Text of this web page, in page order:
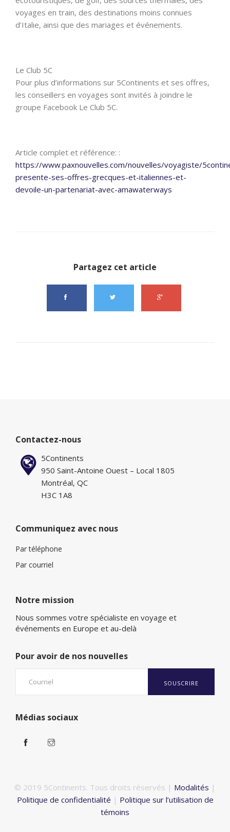
voyages en train, des destinations moins connues
d’Italie, ainsi que des mariages et événements.
Le Club 5C
Pour plus d’informations sur 5Continents et ses offres,
les conseillers en voyages sont invités à joindre le
groupe Facebook Le Club 5C.
Article complet et référence: :
https://www.paxnouvelles.com/nouvelles/voyagiste/
presente-ses-offres-grecques-et-italiennes-et-
devoile-un-partenariat-avec-amawaterways
Partagez cet article
Contactez-nous
5Continents
950 Saint-Antoine Ouest – Local 1805
Montréal, QC
H3C 1A8
Communiquez avec nous
Par téléphone
Par courriel
Notre mission
Nous sommes votre spécialiste en voyage et
événements en Europe et au-delà
Pour avoir de nos nouvelles
SOUSCRIRE
Médias sociaux
© 2019 5Continents. Tous droits réservés | Modalités |
Politique de confidentialité | Politique sur l’utilisation de
témoins